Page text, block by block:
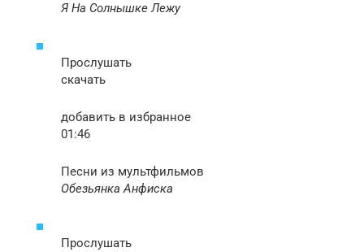
Я На Солнышке Лежу
Прослушать
скачать
добавить в избранное
01:46
Песни из мультфильмов
Обезьянка Анфиска
Прослушать